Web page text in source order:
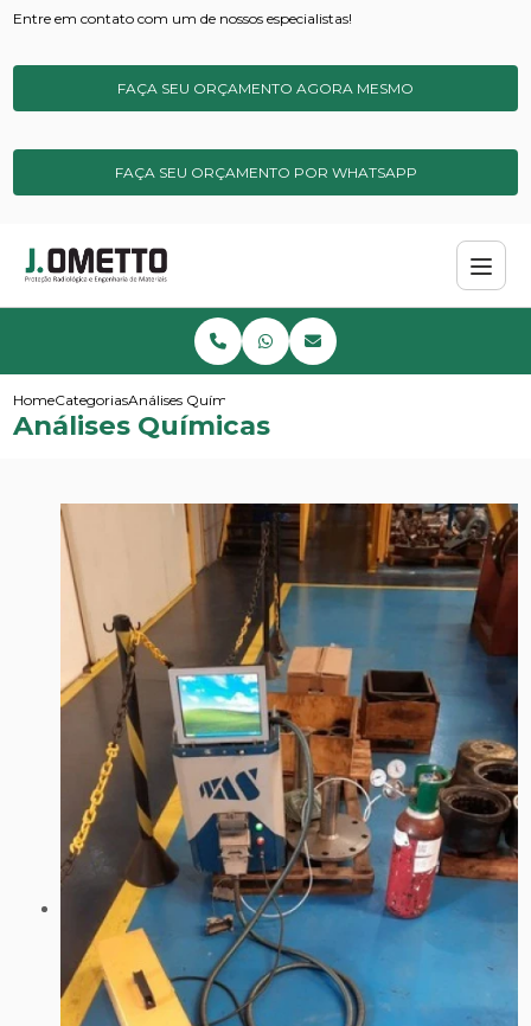
Entre em contato com um de nossos especialistas!
FAÇA SEU ORÇAMENTO AGORA MESMO
FAÇA SEU ORÇAMENTO POR WHATSAPP
HomeCategoriasAnálises Químicas
Análises Químicas